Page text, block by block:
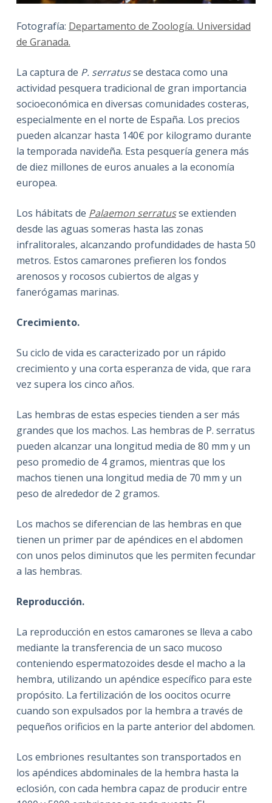
Fotografía: Departamento de Zoología. Universidad
de Granada.
La captura de P. serratusse destaca como una
actividad pesquera tradicional de gran importancia
socioeconómica en diversas comunidades costeras,
especialmente en el norte de España. Los precios
pueden alcanzar hasta 140€ por kilogramo durante
la temporada navideña. Esta pesquería genera más
de diez millones de euros anuales a la economía
europea.
Los hábitats de Palaemon serratusse extienden
desde las aguas someras hasta las zonas
infralitorales, alcanzando profundidades de hasta 50
metros. Estos camarones prefieren los fondos
arenosos y rocosos cubiertos de algas y
fanerógamas marinas.
Crecimiento.
Su ciclo de vida es caracterizado por un rápido
crecimiento y una corta esperanza de vida, que rara
vez supera los cinco años.
Las hembras de estas especies tienden a ser más
grandes que los machos. Las hembras de P. serratus
pueden alcanzar una longitud media de 80 mm y un
peso promedio de 4 gramos, mientras que los
machos tienen una longitud media de 70 mm y un
peso de alrededor de 2 gramos.
Los machos se diferencian de las hembras en que
tienen un primer par de apéndices en el abdomen
con unos pelos diminutos que les permiten fecundar
a las hembras.
Reproducción.
La reproducción en estos camarones se lleva a cabo
mediante la transferencia de un saco mucoso
conteniendo espermatozoides desde el macho a la
hembra, utilizando un apéndice específico para este
propósito. La fertilización de los oocitos ocurre
cuando son expulsados por la hembra a través de
pequeños orificios en la parte anterior del abdomen.
Los embriones resultantes son transportados en
los apéndices abdominales de la hembra hasta la
eclosión, con cada hembra capaz de producir entre